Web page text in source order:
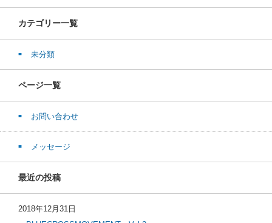
カテゴリー一覧
未分類
ページ一覧
お問い合わせ
メッセージ
最近の投稿
2018年12月31日